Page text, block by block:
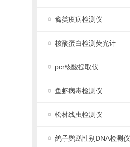
禽类疫病检测仪
核酸蛋白检测荧光计
pcr核酸提取仪
鱼虾病毒检测仪
松材线虫检测仪
鸽子鹦鹉性别DNA检测仪